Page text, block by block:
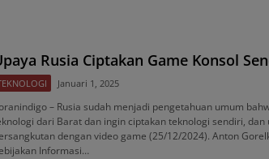
Rusia Ciptakan Game Konsol
Januari 1, 2025
– Rusia sudah menjadi pengetahuan umum
dari Barat dan ingin ciptakan teknologi sendiri, dan
dengan video game (25/12/2024). Anton
Informasi…